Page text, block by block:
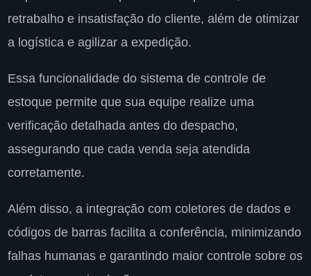
retrabalho e insatisfação do cliente, além de otimizar
a logística e agilizar a expedição.
Essa funcionalidade do sistema de controle de
estoque permite que sua equipe realize uma
verificação detalhada antes do despacho,
assegurando que cada venda seja atendida
corretamente.
Além disso, a integração com coletores de dados e
códigos de barras facilita a conferência, minimizando
falhas humanas e garantindo maior controle sobre os